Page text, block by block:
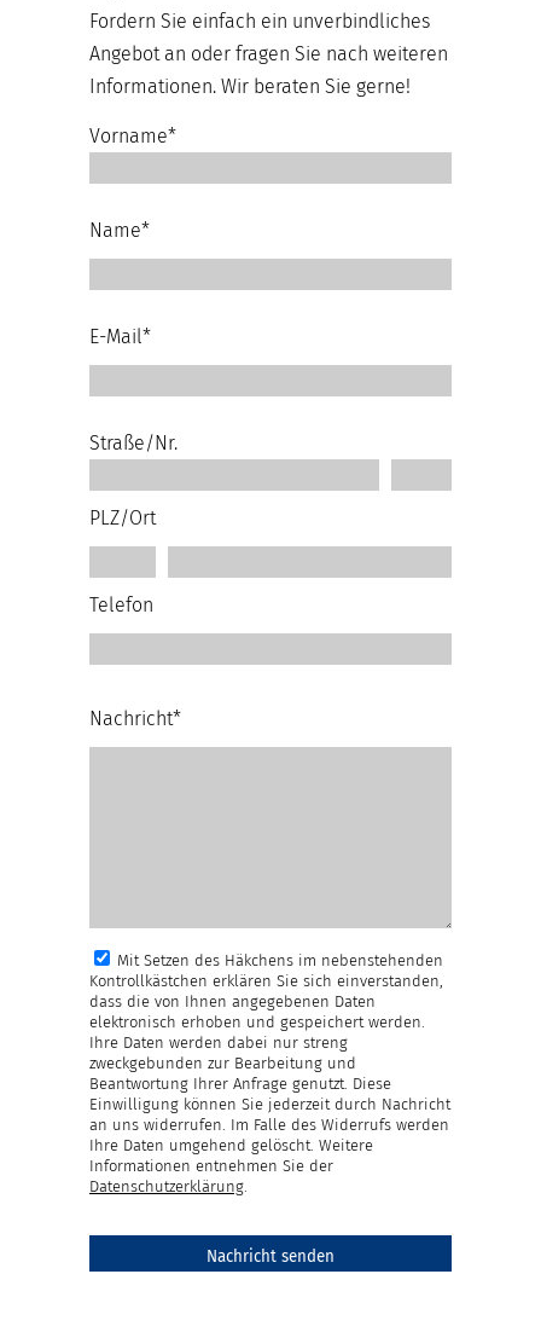
Fordern Sie einfach ein unverbindliches
Angebot an oder fragen Sie nach weiteren
Informationen. Wir beraten Sie gerne!
Vorname*
Name*
E-Mail*
Straße/Nr.
PLZ/Ort
Telefon
Nachricht*
Mit Setzen des Häkchens im nebenstehenden
Kontrollkästchen erklären Sie sich einverstanden,
dass die von Ihnen angegebenen Daten
elektronisch erhoben und gespeichert werden.
Ihre Daten werden dabei nur streng
zweckgebunden zur Bearbeitung und
Beantwortung Ihrer Anfrage genutzt. Diese
Einwilligung können Sie jederzeit durch Nachricht
an uns widerrufen. Im Falle des Widerrufs werden
Ihre Daten umgehend gelöscht. Weitere
Informationen entnehmen Sie der
Datenschutzerklärung